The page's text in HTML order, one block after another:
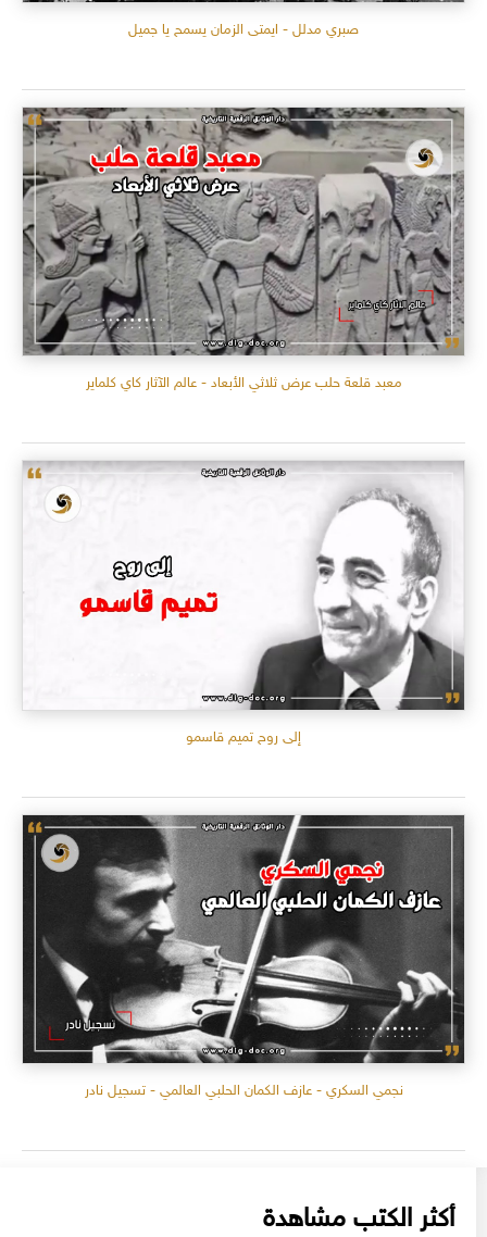
صبري مدلل - ايمتى الزمان يسمح يا جميل
معبد قلعة حلب عرض ثلاثي الأبعاد - عالم الآثار كاي كلماير
إلى روح تميم قاسمو
نجمي السكري - عازف الكمان الحلبي العالمي - تسجيل نادر
أكثر الكتب مشاهدة